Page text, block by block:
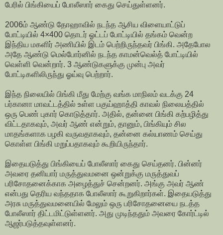
பேரில் பிங்கியைப் போலீஸார் கைது செய்துள்ளனர்.
2006ம் ஆண்டு தோஹாவில் நடந்த ஆசிய விளையாட்டுப்
போட்டியில் 4×400 தொடர் ஓட்டப் போட்டியில் தங்கம் வென்ற
இந்திய மகளிர் அணியில் இடம் பெற்றிருந்தவர் பிங்கி. அதேபோல
அதே ஆண்டு மெல்போர்னில் நடந்த காமன்வெல்த் போட்டியில்
வெள்ளி வென்றார். 3 ஆண்டுகளுக்கு முன்பு அவர்
போட்டிகளிலிருந்து ஓய்வு பெற்றார்.
இந்த நிலையில் பிங்கி மீது மேற்கு வங்க மாநிலம் வடக்கு 24
பர்கானா மாவட்டத்தில் உள்ள பகுய்ஹாத்தி காவல் நிலையத்தில்
ஒரு பெண் புகார் கொடுத்தார். அதில், தன்னை பிங்கி கற்பழித்து
விட்டதாகவும், அவர் ஆண் என்றும், தானும், பிங்கியும் சில
மாதங்களாக பழகி வருவதாகவும், தன்னை கல்யாணம் செய்து
கொள்ள பிங்கி மறுப்பதாகவும் கூறியிருந்தார்.
இதையடுத்து பிங்கியைப் போலீஸார் கைது செய்தனர். பின்னர்
அவரை தனியார் மருத்துவமனை ஒன்றுக்கு மருத்துவப்
பரிசோதனைக்காக அழைத்துச் சென்றனர். அங்கு அவர் ஆண்
என்பது தெரிய வந்ததாக போலீஸார் கூறுகிறார்கள். இதையடுத்து
அரசு மருத்துவமனையில் மேலும் ஒரு பரிசோதனையை நடத்த
போலீஸார் திட்டமிட்டுள்ளனர். அது முடிந்ததும் அவரை கோர்ட்டில்
ஆஜர்படுத்தவுள்ளனர்.